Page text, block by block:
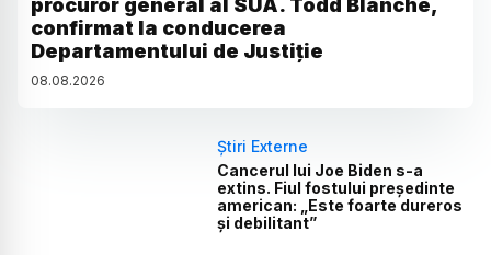
procuror general al SUA. Todd Blanche,
confirmat la conducerea
Departamentului de Justiție
08.08.2026
Știri Externe
Cancerul lui Joe Biden s-a
extins. Fiul fostului președinte
american: „Este foarte dureros
și debilitant”